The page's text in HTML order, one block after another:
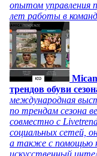
опытом управления
лет работы в
трендов обуви
международная
по трендам сезона
совместно с
социальных сетей,
а также с помощью